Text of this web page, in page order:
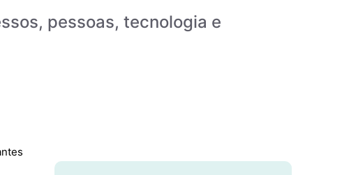
pessoas, tecnologia e